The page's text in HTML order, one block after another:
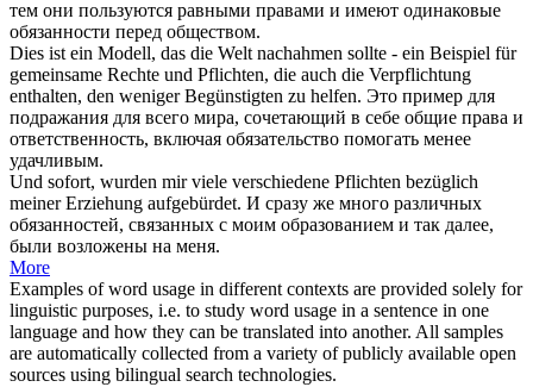
тем они пользуются равными правами и имеют одинаковые
обязанности перед обществом.
Dies ist ein Modell, das die Welt nachahmen sollte - ein Beispiel für
gemeinsame Rechte und Pflichten, die auch die Verpflichtung
enthalten, den weniger Begünstigten zu helfen. Это пример для
подражания для всего мира, сочетающий в себе общие права и
ответственность, включая обязательство помогать менее
удачливым.
Und sofort, wurden mir viele verschiedene Pflichten bezüglich
meiner Erziehung aufgebürdet. И сразу же много различных
обязанностей, связанных с моим образованием и так далее,
были возложены на меня.
More
Examples of word usage in different contexts are provided solely for
linguistic purposes, i.e. to study word usage in a sentence in one
language and how they can be translated into another. All samples
are automatically collected from a variety of publicly available open
sources using bilingual search technologies.